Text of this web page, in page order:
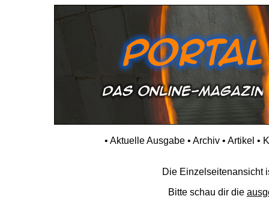
• Aktuelle Ausgabe• Archiv• Artikel •
Die Einzelseitenansicht
Bitte schau dir die